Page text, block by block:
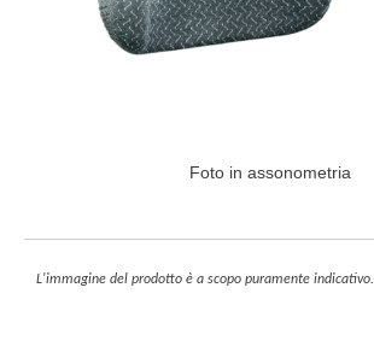
Foto in assonometria
L'immagine del prodotto è a scopo puramente indicativo.